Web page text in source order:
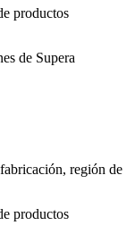
productos
de Supera
región de
productos